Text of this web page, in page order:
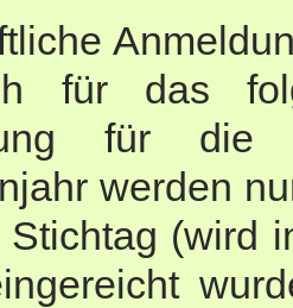
für das
für
werden
(wird